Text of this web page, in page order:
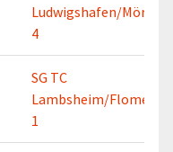
Ludwigshafen/Mörsch
4
SG TC
Lambsheim/
1